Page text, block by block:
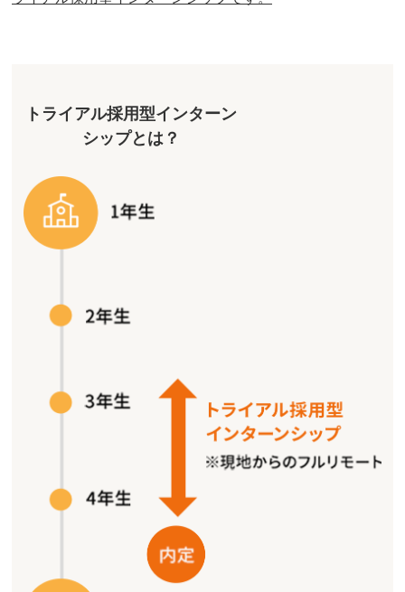
トライアル採用型インターン
シップとは？